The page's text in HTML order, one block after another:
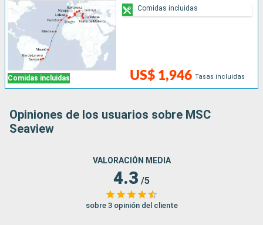
Comidas incluidas US$ 1,946 Tasas incluidas
Comidas incluidas
Opiniones de los usuarios sobre MSC
Seaview
VALORACIÓN MEDIA
4.3 /5
sobre 3 opinión del cliente